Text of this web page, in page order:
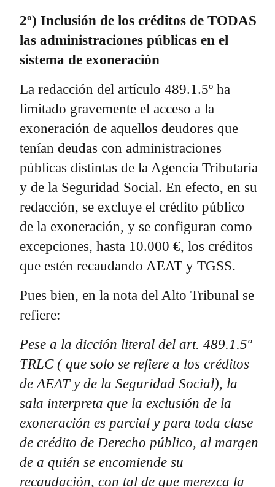
2º) Inclusión de los créditos de TODAS
las administraciones públicas en el
sistema de exoneración
La redacción del artículo 489.1.5º ha
limitado gravemente el acceso a la
exoneración de aquellos deudores que
tenían deudas con administraciones
públicas distintas de la Agencia Tributaria
y de la Seguridad Social. En efecto, en su
redacción, se excluye el crédito público
de la exoneración, y se configuran como
excepciones, hasta 10.000 €, los créditos
que estén recaudando AEAT y TGSS.
Pues bien, en la nota del Alto Tribunal se
refiere:
Pese a la dicción literal del art. 489.1.5º
TRLC ( que solo se refiere a los créditos
de AEAT y de la Seguridad Social), la
sala interpreta que la exclusión de la
exoneración es parcial y para toda clase
de crédito de Derecho público, al margen
de a quién se encomiende su
recaudación, con tal de que merezca la